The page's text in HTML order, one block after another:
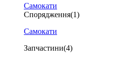
Самокати
Спорядження(1)
Самокати
Запчастини(4)